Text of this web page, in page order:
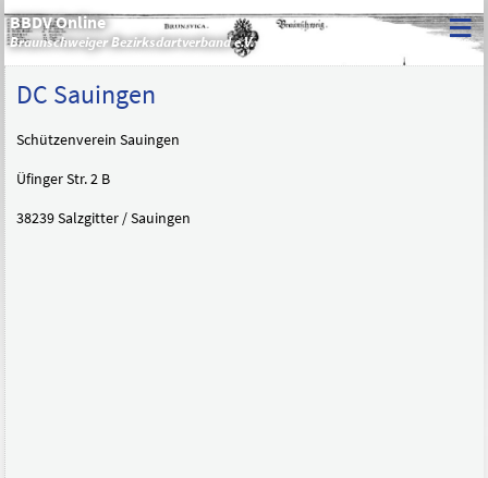
BBDV Online
Braunschweiger Bezirksdartverband e.V. ≡
DC Sauingen
Schützenverein Sauingen
Üfinger Str. 2 B
38239 Salzgitter / Sauingen